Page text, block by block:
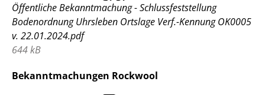
Öffentliche Bekanntmachung - Schlussfeststellung
Bodenordnung Uhrsleben Ortslage Verf.-Kennung OK0005
v. 22.01.2024.pdf
644 kB
Bekanntmachungen Rockwool